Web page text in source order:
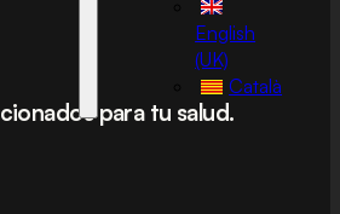
English
(UK)
Català
para tu salud.